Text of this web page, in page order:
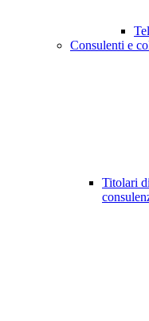
Consulenti e
Titolari